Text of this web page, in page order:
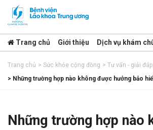
Trang chủ Giới thiệu Dịch vụ khám
Trang chủ > Sức khỏe cộng đồng > Tư vấn - giải đáp
> Những trường hợp nào không được hưởng bảo
Những trường hợp nào